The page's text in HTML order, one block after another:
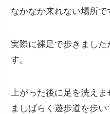
なかなか来れない場所で
実際に裸足で歩きまし
す。
上がった後に足を洗え
ましばらく遊歩道を歩